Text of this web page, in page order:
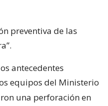
preventiva de las
antecedentes
equipos del Ministerio
una perforación en